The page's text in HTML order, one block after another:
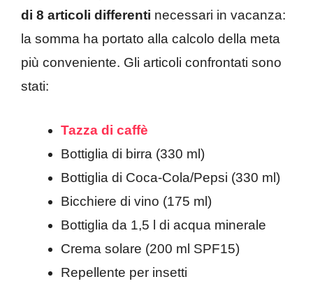
di 8 articoli differenti necessari in vacanza:
la somma ha portato alla calcolo della meta
più conveniente. Gli articoli confrontati sono
stati:
Tazza di caffè
Bottiglia di birra (330 ml)
Bottiglia di Coca-Cola/Pepsi (330 ml)
Bicchiere di vino (175 ml)
Bottiglia da 1,5 l di acqua minerale
Crema solare (200 ml SPF15)
Repellente per insetti